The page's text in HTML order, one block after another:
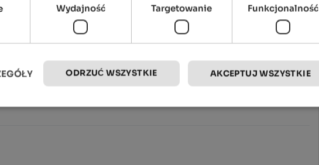
Wydajność Targetowanie Funkcjonalność
AKCEPTUJ WSZYSTKIE
ODRZUĆ WSZYSTKIE